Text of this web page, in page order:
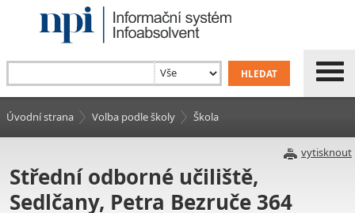
Úvodní strana Volba podle školy Škola
vytisknout
Střední odborné učiliště,
Sedlčany, Petra Bezruče 364